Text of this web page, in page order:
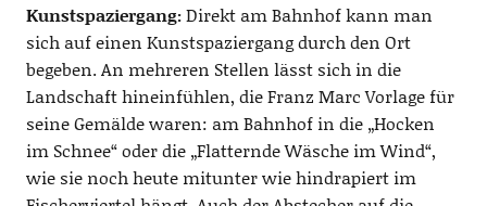
Kunstspaziergang:Direkt am Bahnhof kann man
sich auf einen Kunstspaziergang durch den Ort
begeben. An mehreren Stellen lässt sich in die
Landschaft hineinfühlen, die Franz Marc Vorlage für
seine Gemälde waren: am Bahnhof in die „Hocken
im Schnee“ oder die „Flatternde Wäsche im Wind“,
wie sie noch heute mitunter wie hindrapiert im